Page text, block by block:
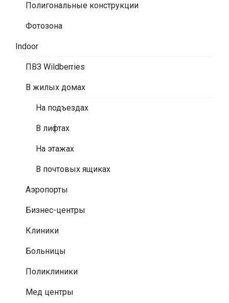
Полигональные конструкции
Фотозона
Indoor
ПВЗ Wildberries
В жилых домах
На подъездах
В лифтах
На этажах
В почтовых ящиках
Аэропорты
Бизнес-центры
Клиники
Больницы
Поликлиники
Мед центры